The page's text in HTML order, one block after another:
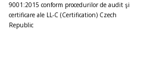
9001:2015 conform procedurilor de audit şi
certificare ale LL-C (Certification) Czech
Republic